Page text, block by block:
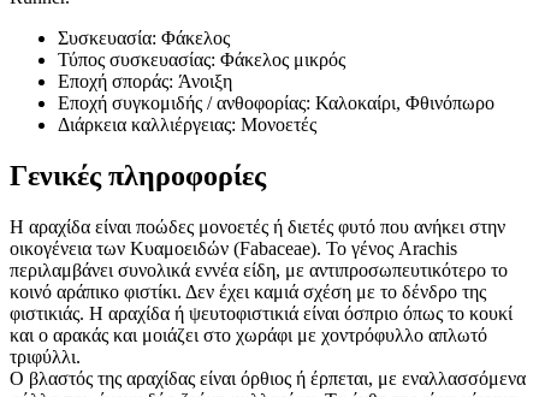
Συσκευασία: Φάκελος
Τύπος συσκευασίας: Φάκελος μικρός
Εποχή σποράς: Άνοιξη
Εποχή συγκομιδής / ανθοφορίας: Καλοκαίρι, Φθινόπωρο
Διάρκεια καλλιέργειας: Μονοετές
Γενικές πληροφορίες
Η αραχίδα είναι ποώδες μονοετές ή διετές φυτό που ανήκει στην
οικογένεια των Κυαμοειδών (Fabaceae). Το γένος Arachis
περιλαμβάνει συνολικά εννέα είδη, με αντιπροσωπευτικότερο το
κοινό αράπικο φιστίκι. Δεν έχει καμιά σχέση με το δένδρο της
φιστικιάς. Η αραχίδα ή ψευτοφιστικιά είναι όσπριο όπως το κουκί
και ο αρακάς και μοιάζει στο χωράφι με χοντρόφυλλο απλωτό
τριφύλλι.
Ο βλαστός της αραχίδας είναι όρθιος ή έρπεται, με εναλλασσόμενα